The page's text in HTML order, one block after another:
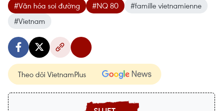
#Văn hóa soi đường #NQ 80
#famille vietnamienne
#Vietnam
Theo dõi VietnamPlus